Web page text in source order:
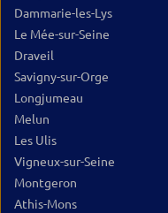
Dammarie-les-Lys
Le Mée-sur-Seine
Draveil
Savigny-sur-Orge
Longjumeau
Melun
Les Ulis
Vigneux-sur-Seine
Montgeron
Athis-Mons